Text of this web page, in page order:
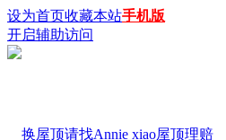
设为首页收藏本站手机版
开启辅助访问